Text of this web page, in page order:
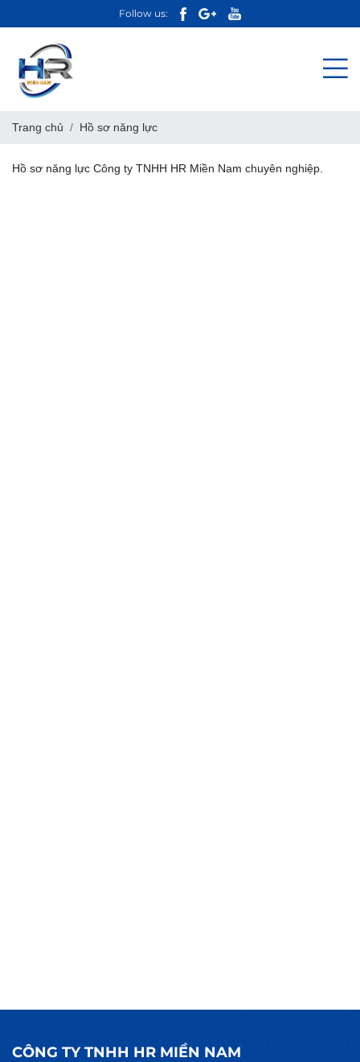
Follow us:
Trang chủ Hồ sơ năng lực
Hồ sơ năng lực Công ty TNHH HR Miền Nam chuyên nghiệp.
CÔNG TY TNHH HR MIỀN NAM